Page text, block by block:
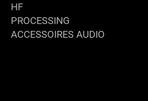
HF
PROCESSING
ACCESSOIRES AUDIO